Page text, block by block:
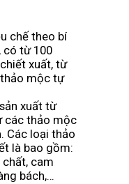
chế theo bí
có từ 100
xuất, từ
mộc tự
xuất từ
các thảo mộc
Các loại thảo
là bao gồm:
cam
bách,…